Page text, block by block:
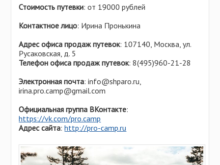
Стоимость путевки: от 19000 рублей
Контактное лицо: Ирина Пронькина
Адрес офиса продаж путевок: 107140, Москва, ул.
Русаковская, д. 5
Телефон офиса продаж путевок: 8(495)960-21-28
Электронная почта: info@shparo.ru,
irina.pro.camp@gmail.com
Официальная группа ВКонтакте:
https://vk.com/pro.camp
Адрес сайта:http://pro-camp.ru